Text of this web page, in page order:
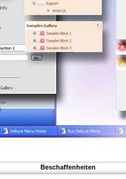
Beschaffenheiten